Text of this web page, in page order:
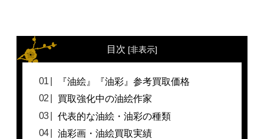
目次 [非表示]
『油絵』『油彩』参考買取価格
買取強化中の油絵作家
代表的な油絵・油彩の種類
油彩画・油絵買取実績